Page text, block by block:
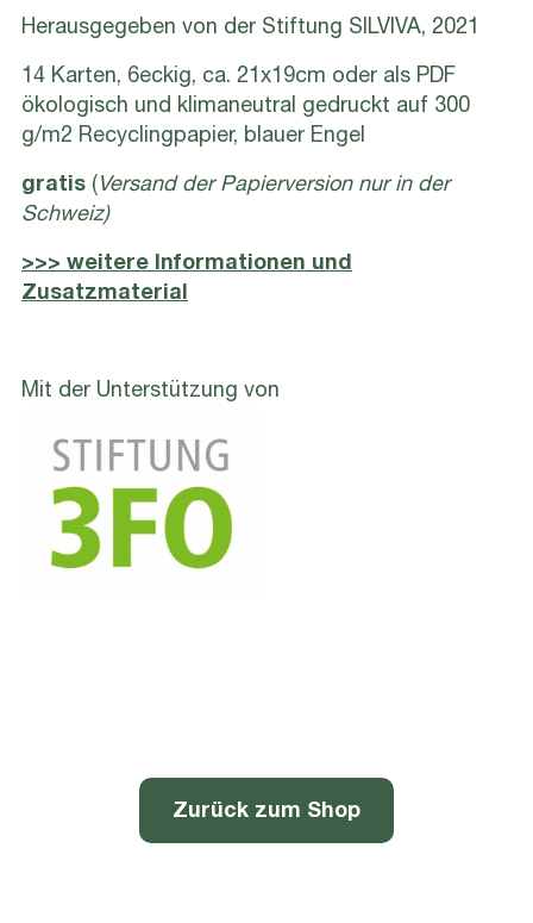
Herausgegeben von der Stiftung SILVIVA, 2021
14 Karten, 6eckig, ca. 21x19cm oder als PDF
ökologisch und klimaneutral gedruckt auf 300
g/m2 Recyclingpapier, blauer Engel
gratis ( Versand der Papierversion nur in der
Schweiz)
>>> weitere Informationen und
Zusatzmaterial
Mit der Unterstützung von
Zurück zum Shop